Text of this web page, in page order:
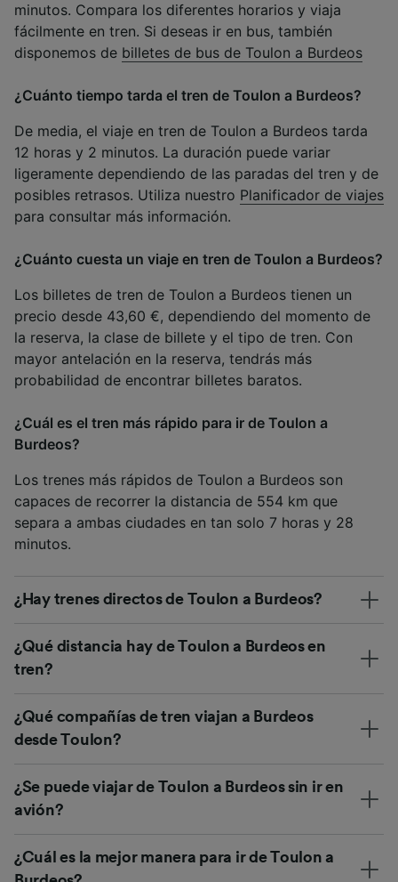
minutos. Compara los diferentes horarios y viaja
fácilmente en tren. Si deseas ir en bus, también
disponemos de billetes de bus de Toulon a Burdeos
¿Cuánto tiempo tarda el tren de Toulon a Burdeos?
De media, el viaje en tren de Toulon a Burdeos tarda
12 horas y 2 minutos. La duración puede variar
ligeramente dependiendo de las paradas del tren y de
posibles retrasos. Utiliza nuestro Planificador de viajes
para consultar más información.
¿Cuánto cuesta un viaje en tren de Toulon a Burdeos?
Los billetes de tren de Toulon a Burdeos tienen un
precio desde 43,60 €, dependiendo del momento de
la reserva, la clase de billete y el tipo de tren. Con
mayor antelación en la reserva, tendrás más
probabilidad de encontrar billetes baratos.
¿Cuál es el tren más rápido para ir de Toulon a
Burdeos?
Los trenes más rápidos de Toulon a Burdeos son
capaces de recorrer la distancia de 554 km que
separa a ambas ciudades en tan solo 7 horas y 28
minutos.
¿Hay trenes directos de Toulon a Burdeos?
¿Qué distancia hay de Toulon a Burdeos en
tren?
¿Qué compañías de tren viajan a Burdeos
desde Toulon?
¿Se puede viajar de Toulon a Burdeos sin ir en
avión?
¿Cuál es la mejor manera para ir de Toulon a